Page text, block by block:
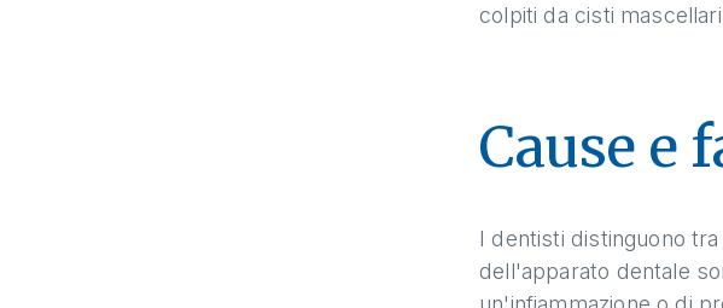
colpiti da cisti
Cause e
I dentisti distinguono
dell'apparato dentale